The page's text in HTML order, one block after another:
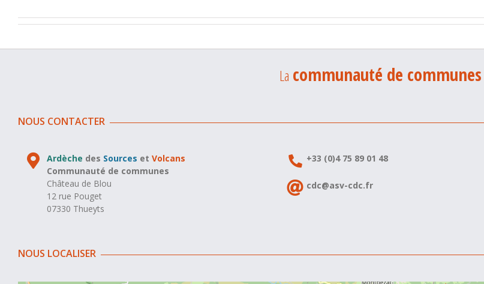
La communauté de communes
NOUS CONTACTER
Ardèche des Sources etVolcans
Communauté de communes
Château de Blou
12 rue Pouget
07330 Thueyts
+33 (0)4 75 89 01 48
cdc@asv-cdc.fr
NOUS LOCALISER